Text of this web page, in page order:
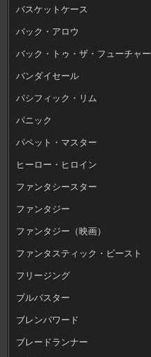
バスケットケース
バック・アロウ
バック・トゥ・ザ・フューチャー
バンダイセール
パシフィック・リム
パニック
パペット・マスター
ヒーロー・ヒロイン
ファンタシースター
ファンタジー
ファンタジー（映画）
ファンタスティック・ビースト
フリージング
ブルバスター
ブレンパワード
ブレードランナー